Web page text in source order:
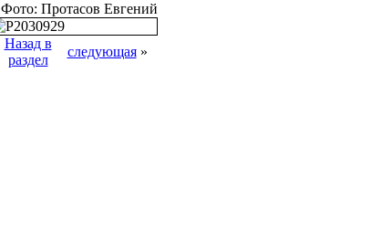
Фото: Протасов Евгений
Назад в
раздел
следующая»